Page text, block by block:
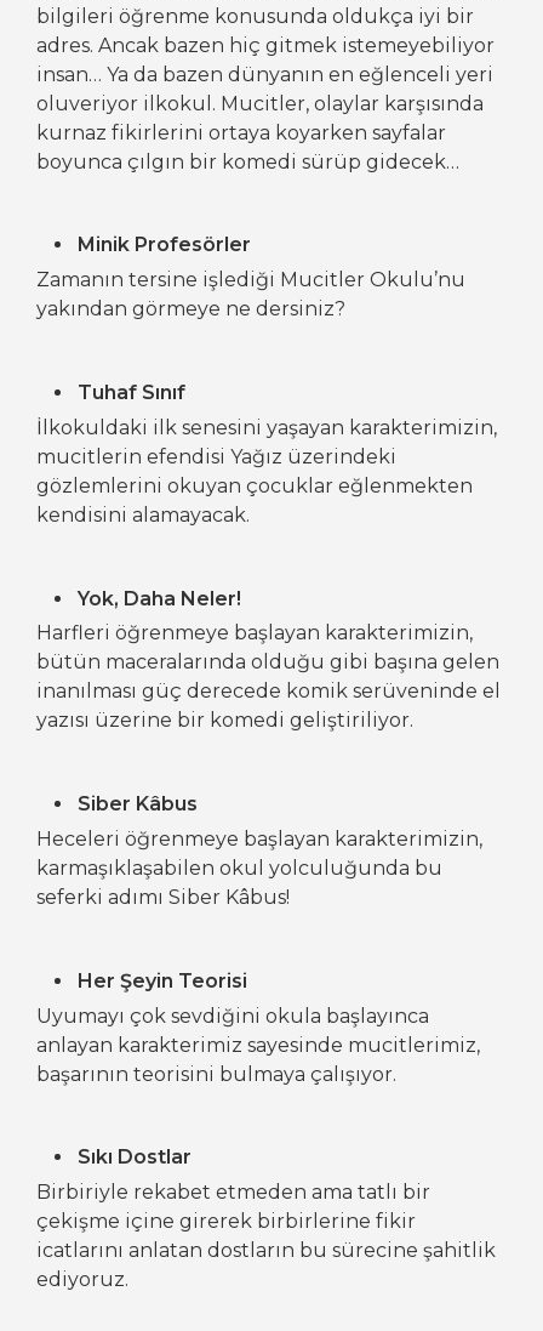
bilgileri öğrenme konusunda oldukça iyi bir
adres. Ancak bazen hiç gitmek istemeyebiliyor
insan… Ya da bazen dünyanın en eğlenceli yeri
oluveriyor ilkokul. Mucitler, olaylar karşısında
kurnaz fikirlerini ortaya koyarken sayfalar
boyunca çılgın bir komedi sürüp gidecek…
Minik Profesörler
Zamanın tersine işlediği Mucitler Okulu’nu
yakından görmeye ne dersiniz?
Tuhaf Sınıf
İlkokuldaki ilk senesini yaşayan karakterimizin,
mucitlerin efendisi Yağız üzerindeki
gözlemlerini okuyan çocuklar eğlenmekten
kendisini alamayacak.
Yok, Daha Neler!
Harfleri öğrenmeye başlayan karakterimizin,
bütün maceralarında olduğu gibi başına gelen
inanılması güç derecede komik serüveninde el
yazısı üzerine bir komedi geliştiriliyor.
Siber Kâbus
Heceleri öğrenmeye başlayan karakterimizin,
karmaşıklaşabilen okul yolculuğunda bu
seferki adımı Siber Kâbus!
Her Şeyin Teorisi
Uyumayı çok sevdiğini okula başlayınca
anlayan karakterimiz sayesinde mucitlerimiz,
başarının teorisini bulmaya çalışıyor.
Sıkı Dostlar
Birbiriyle rekabet etmeden ama tatlı bir
çekişme içine girerek birbirlerine fikir
icatlarını anlatan dostların bu sürecine şahitlik
ediyoruz.